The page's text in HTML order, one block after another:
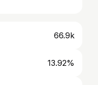
66.9k
13.92%